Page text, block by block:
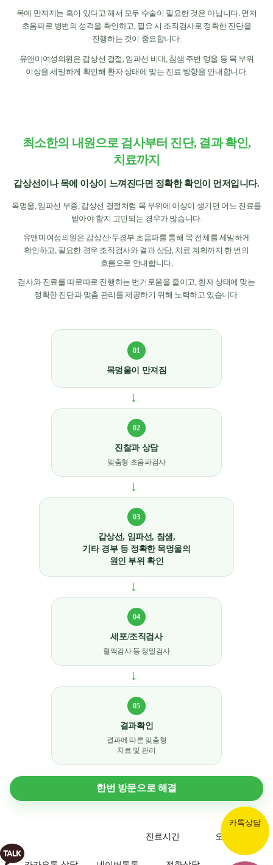
목에 만져지는 혹이 있다고 해서 모두 수술이 필요한 것은 아닙니다. 먼저
초음파로 병변의 성격을 확인하고, 필요 시 조직검사로 정확한 진단을
진행하는 것이 중요합니다.
유앤미여성의원은 갑상선 결절, 임파선 비대, 침샘 주변 멍울 등 목 부위
이상을 세밀하게 확인해 환자 상태에 맞는 진료 방향을 안내합니다.
최소한의 내원으로 검사부터 진단, 결과 확인,
치료까지
갑상선이나 목에 이상이 느껴진다면 정확한 확인이 먼저입니다.
목멍울, 임파선 부종, 갑상선 결절처럼 목 부위에 이상이 생기면 어느 진료를
받아야 할지 고민되는 경우가 많습니다.
유앤미여성의원은 갑상선·두경부 초음파를 통해 목 전체를 세밀하게
확인하고, 필요한 경우 조직검사와 결과 상담, 치료 계획까지 한 번의
흐름으로 안내합니다.
검사와 진료를 따로따로 진행하는 번거로움을 줄이고, 환자 상태에 맞는
정확한 진단과 맞춤 관리를 제공하기 위해 노력하고 있습니다.
01
목멍울이 만져짐
→
02
진찰과 상담
맞춤형 초음파검사
→
03
갑상선, 임파선, 침샘,
기타 경부 등 정확한 목멍울의
원인 부위 확인
→
04
세포/조직검사
혈액검사 등 정밀검사
→
05
결과확인
결과에 따른 맞춤형
치료 및 관리
한번 방문으로 해결
카톡상담
진료시간
오시는길